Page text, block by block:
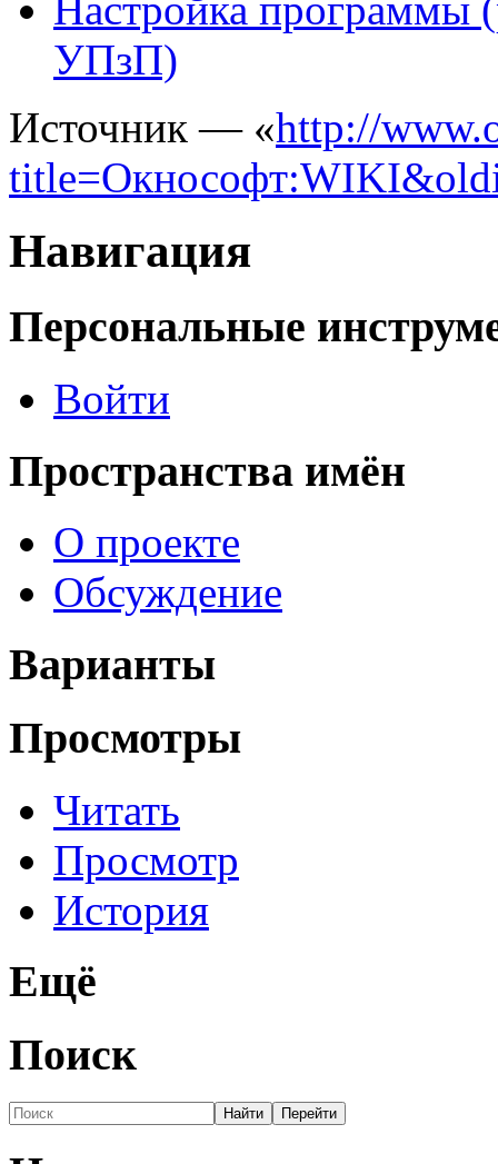
УПзП)
Источник — «http://
Навигация
Персональные
Войти
Пространства имён
О проекте
Обсуждение
Варианты
Просмотры
Читать
Просмотр
История
Ещё
Поиск